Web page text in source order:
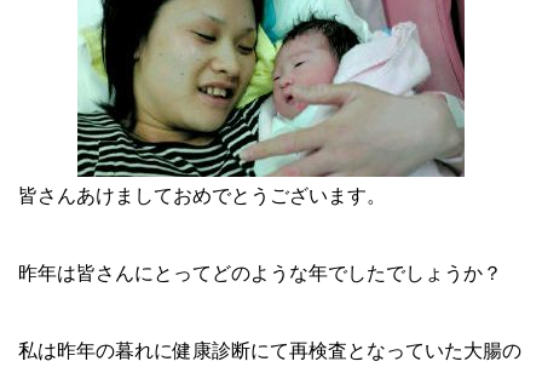
皆さんあけましておめでとうございます。
昨年は皆さんにとってどのような年でしたでしょうか？
私は昨年の暮れに健康診断にて再検査となっていた大腸の